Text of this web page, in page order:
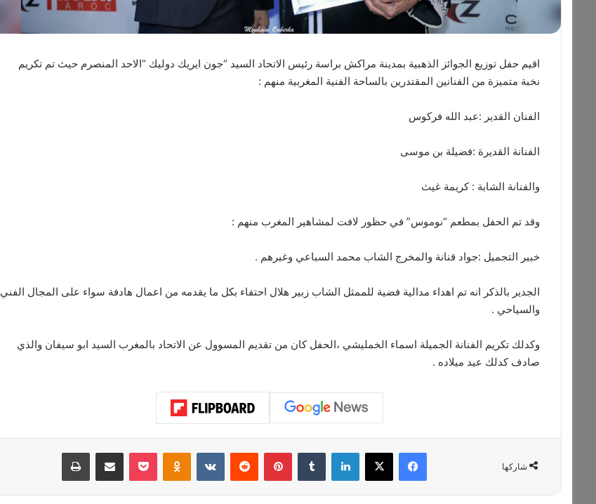
اقيم حفل توزيع الجوائز الذهبية بمدينة مراكش براسة رئيس الاتحاد السيد “جون ايريك دوليك “الاحد المنصرم حيث تم تكريم
نخبة متميزة من الفنانين المقتدرين بالساحة الفنية المغربية منهم :
الفنان القدير :عبد الله فركوس
الفنانة القديرة :فضيلة بن موسى
والفنانة الشابة : كريمة غيث
وقد تم الحفل بمطعم “نوموس” في حظور لافت لمشاهير المغرب منهم :
خبير التجميل :جواد قنانة والمخرج الشاب محمد السباعي وغيرهم .
الجدير بالذكر انه تم اهداء مدالية فضية للممثل الشاب زبير هلال احتفاء بكل ما يقدمه من اعمال هادفة سواء على المجال الفني
والسياحي .
وكدلك تكريم الفنانة الجميلة اسماء الخمليشي ،الحفل كان من تقديم المسوول عن الاتحاد بالمغرب السيد ابو سيفان والذي
صادف كدلك عيد ميلاده .
شاركها
فيسبوك ‫X لينكدإن ‏Tumblr بينتيريست ‏Reddit
‏VKontakte
Odnoklassniki
‫Pocket مشاركة عبر البريد طباعة